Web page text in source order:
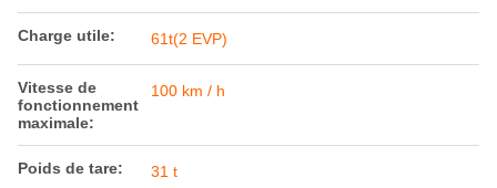
Charge utile: 61t(2 EVP)
Vitesse de
fonctionnement
maximale:
100 km / h
Poids de tare: 31 t